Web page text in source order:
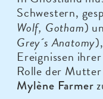
Schwestern,
Wolf, Gotham)
Grey´s Anatomy
Ereignissen
Rolle der
Mylène Farmer